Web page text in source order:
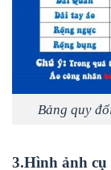
Bảng quy
3.Hình ảnh cụ